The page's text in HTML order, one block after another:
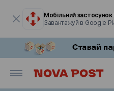
Мобільний
Завантажуй в Google